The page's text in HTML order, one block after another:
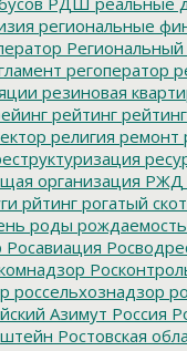
региональные
регоператор
резиновая
рейтинг
религия ремонт
организация РЖД
рйтинг рогатый скот
роды рождаемость
Росавиация
россельхознадзор
Азимут Россия
Ростовская